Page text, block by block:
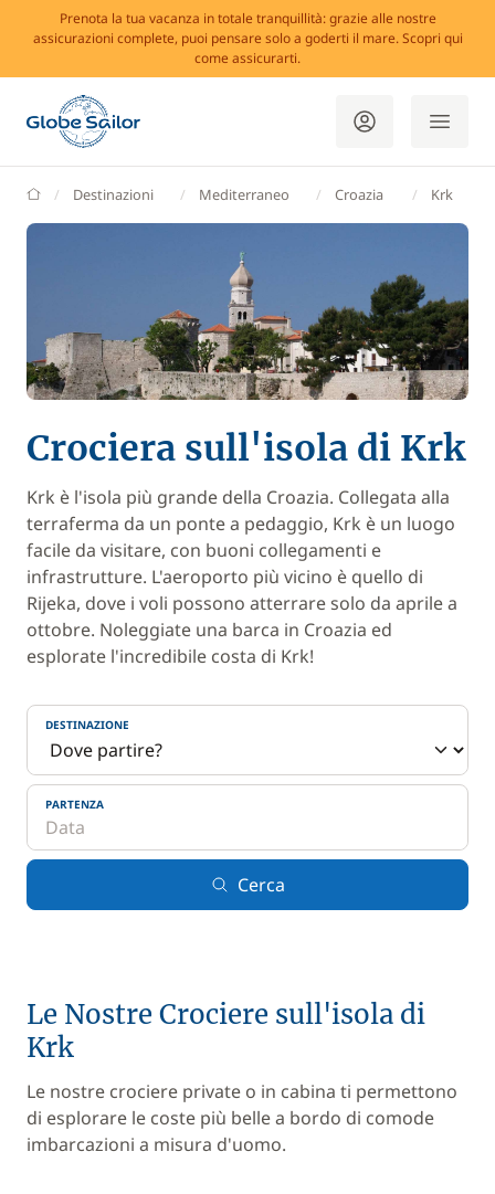
Prenota la tua vacanza in totale tranquillità: grazie alle nostre
assicurazioni complete, puoi pensare solo a goderti il mare. Scopri qui
come assicurarti.
GlobeSailor
Destinazioni Mediterraneo Croazia Krk
Crociera sull'isola di Krk
Krk è l'isola più grande della Croazia. Collegata alla
terraferma da un ponte a pedaggio, Krk è un luogo
facile da visitare, con buoni collegamenti e
infrastrutture. L'aeroporto più vicino è quello di
Rijeka, dove i voli possono atterrare solo da aprile a
ottobre. Noleggiate una barca in Croazia ed
esplorate l'incredibile costa di Krk!
DESTINAZIONE
PARTENZA
Cerca
Le Nostre Crociere sull'isola di
Krk
Le nostre crociere private o in cabina ti permettono
di esplorare le coste più belle a bordo di comode
imbarcazioni a misura d'uomo.